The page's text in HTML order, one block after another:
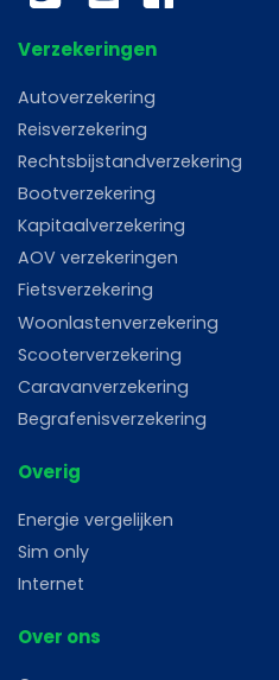
Verzekeringen
Autoverzekering
Reisverzekering
Rechtsbijstandverzekering
Bootverzekering
Kapitaalverzekering
AOV verzekeringen
Fietsverzekering
Woonlastenverzekering
Scooterverzekering
Caravanverzekering
Begrafenisverzekering
Overig
Energie vergelijken
Sim only
Internet
Over ons